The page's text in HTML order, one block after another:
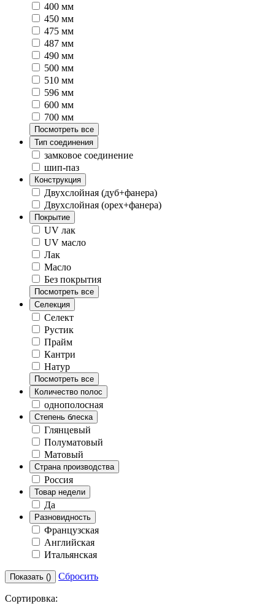
400 мм
450 мм
475 мм
487 мм
490 мм
500 мм
510 мм
596 мм
600 мм
700 мм
Посмотреть все
Тип соединения
замковое соединение
шип-паз
Конструкция
Двухслойная (дуб+фанера)
Двухслойная (орех+фанера)
Покрытие
UV лак
UV масло
Лак
Масло
Без покрытия
Посмотреть все
Селекция
Селект
Рустик
Прайм
Кантри
Натур
Посмотреть все
Количество полос
однополосная
Степень блеска
Глянцевый
Полуматовый
Матовый
Страна производства
Россия
Товар недели
Да
Разновидность
Французская
Английская
Итальянская
Показать () Сбросить
Сортировка: